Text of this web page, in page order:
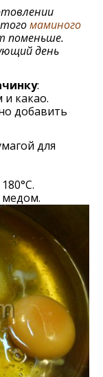
маминого
поменьше.
день
:
и какао.
добавить
для
медом.